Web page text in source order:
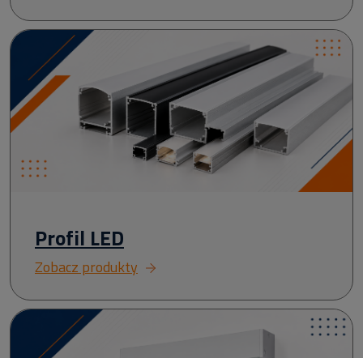
Profil LED
Zobacz produkty